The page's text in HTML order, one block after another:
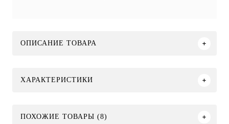
ОПИСАНИЕ ТОВАРА
ХАРАКТЕРИСТИКИ
ПОХОЖИЕ ТОВАРЫ (8)